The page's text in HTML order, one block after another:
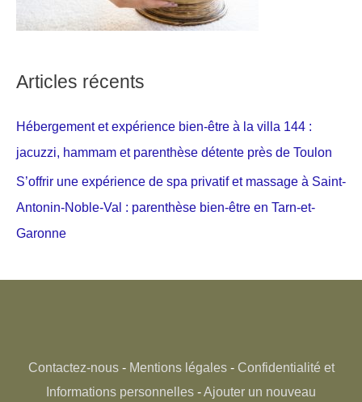
Articles récents
Hébergement et expérience bien-être à la villa 144 :
jacuzzi, hammam et parenthèse détente près de Toulon
S’offrir une expérience de spa privatif et massage à Saint-
Antonin-Noble-Val : parenthèse bien-être en Tarn-et-
Garonne
Contactez-nous- Mentions légales- Confidentialité et
Informations personnelles -Ajouter un nouveau